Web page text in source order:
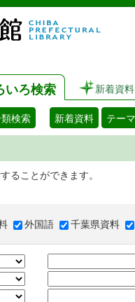
いろ検索 新着資料
検索 新着資料 テー
ることができます。
外国語 千葉県資料